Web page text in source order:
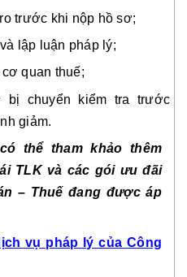
trước khi nộp hồ sơ;
lập luận pháp lý;
quan thuế;
bị chuyển kiểm tra trước
giảm.
thể tham khảo thêm
TLK và các gói ưu đãi
– Thuế đang được áp
vụ pháp lý của Công